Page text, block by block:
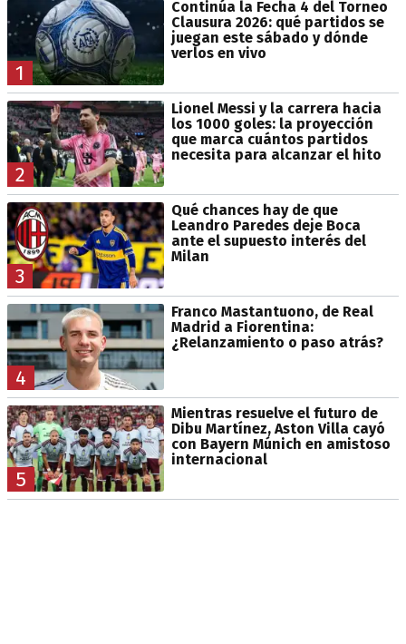
1
Continúa la Fecha 4 del Torneo
Clausura 2026: qué partidos se
juegan este sábado y dónde
verlos en vivo
2
Lionel Messi y la carrera hacia
los 1000 goles: la proyección
que marca cuántos partidos
necesita para alcanzar el hito
3
Qué chances hay de que
Leandro Paredes deje Boca
ante el supuesto interés del
Milan
4
Franco Mastantuono, de Real
Madrid a Fiorentina:
¿Relanzamiento o paso atrás?
5
Mientras resuelve el futuro de
Dibu Martínez, Aston Villa cayó
con Bayern Múnich en amistoso
internacional